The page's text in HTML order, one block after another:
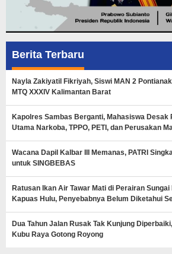
Berita Terbaru
Nayla Zakiyatil Fikriyah, Siswi MAN 2
MTQ XXXIV Kalimantan Barat
Kapolres Sambas Berganti, Mahasiswa Desak
Utama Narkoba, TPPO, PETI, dan Perusakan
Wacana Dapil Kalbar III Memanas, PATRI
untuk SINGBEBAS
Ratusan Ikan Air Tawar Mati di Perairan
Kapuas Hulu, Penyebabnya Belum Diketahui
Dua Tahun Jalan Rusak Tak Kunjung
Kubu Raya Gotong Royong